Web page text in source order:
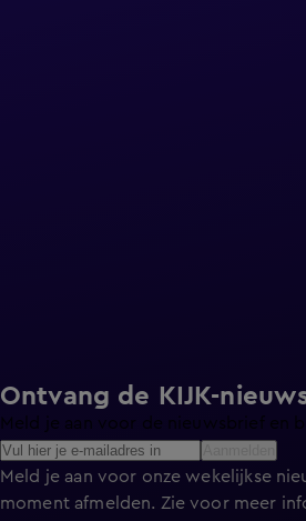
Ontvang de KIJK-
Meld je aan voor de nieuwsbrief en
Meld je aan voor onze wekelijkse
moment afmelden. Zie voor meer